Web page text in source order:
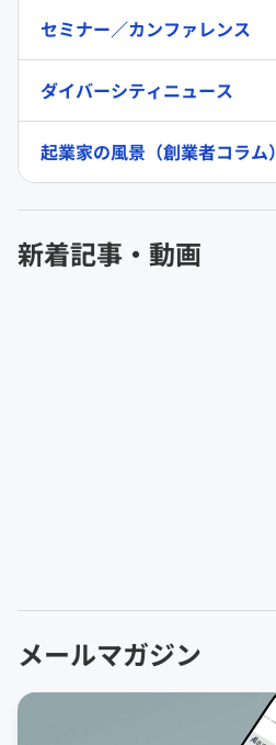
セミナー／カンファレンス
ダイバーシティニュース
起業家の風景（創業者コラム）
新着記事・動画
メールマガジン